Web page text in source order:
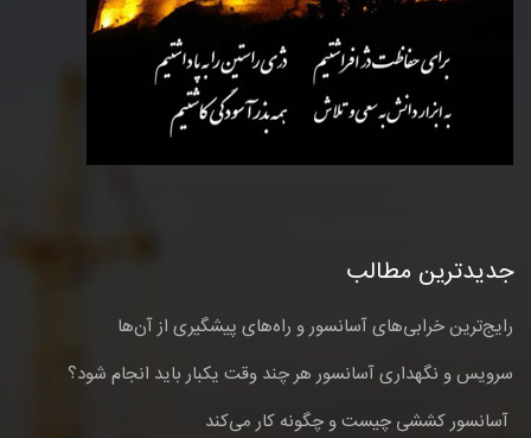
جدیدترین مطالب
رایج‌ترین خرابی‌های آسانسور و راه‌های پیشگیری از آن‌ها
سرویس و نگهداری آسانسور هر چند وقت یکبار باید انجام شود؟
آسانسور کششی چیست و چگونه کار می‌کند